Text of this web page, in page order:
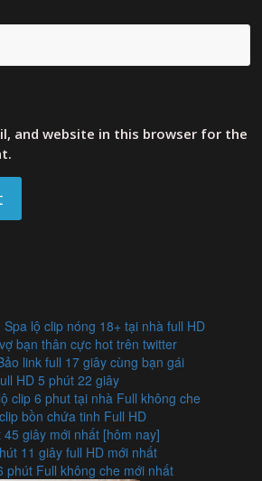
and website in this browser for the
lộ clip nóng 18+ tại nhà full HD
bạn thân cực hot trên twitter
link full 17 giây cùng bạn gái
HD 5 phút 22 giây
clip 6 phut tại nhà Full không che
bồn chứa tinh Full HD
giây mới nhất [hôm nay]
11 giây full HD mới nhất
phút Full không che mới nhất